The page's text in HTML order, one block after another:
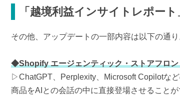
「越境利益インサイトレポー
その他、アップデートの一部内容は以下の通り
◆Shopify エージェンティック・ストアフロン
▷ChatGPT、Perplexity、Microsoft Copilotな
商品をAIとの会話の中に直接登場させることが